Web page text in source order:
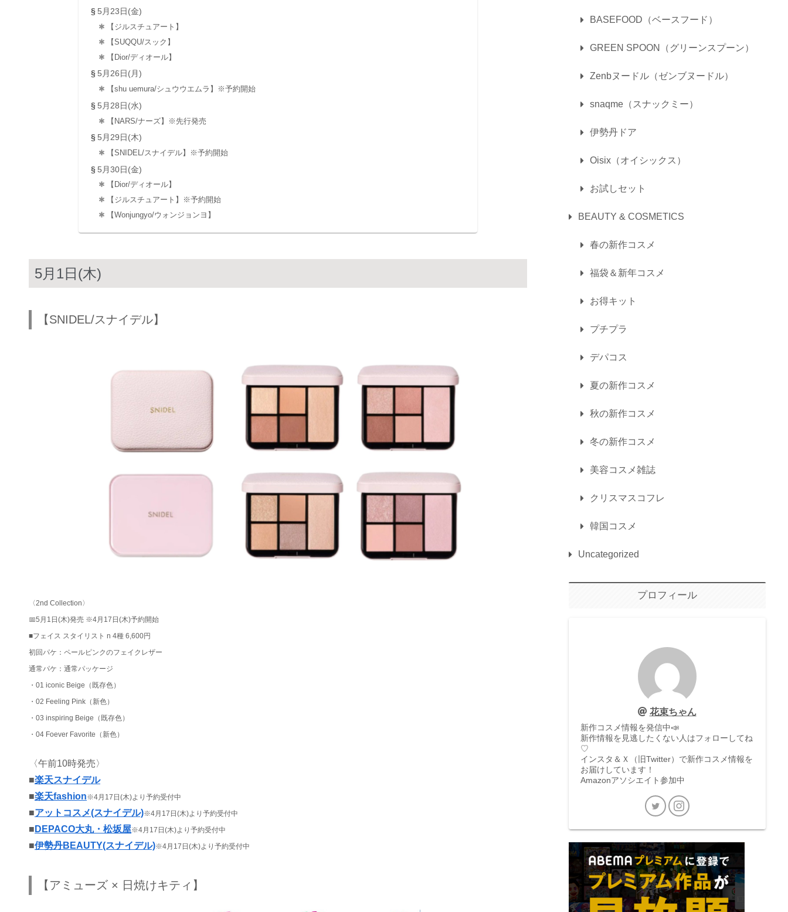
5月23日(金)
【ジルスチュアート】
【SUQQU/スック】
【Dior/ディオール】
5月26日(月)
【shu uemura/シュウウエムラ】※予約開始
5月28日(水)
【NARS/ナーズ】※先行発売
5月29日(木)
【SNIDEL/スナイデル】※予約開始
5月30日(金)
【Dior/ディオール】
【ジルスチュアート】※予約開始
【Wonjungyo/ウォンジョンヨ】
5月1日(木)
【SNIDEL/スナイデル】
〈2nd Collection〉
📅5月1日(木)発売 ※4月17日(木)予約開始
■フェイス スタイリスト n 4種 6,600円
初回パケ：ペールピンクのフェイクレザー
通常パケ：通常パッケージ
・01 iconic Beige（既存色）
・02 Feeling Pink（新色）
・03 inspiring Beige（既存色）
・04 Foever Favorite（新色）
〈午前10時発売〉
■楽天スナイデル
■楽天fashion※4月17日(木)より予約受付中
■アットコスメ(スナイデル)※4月17日(木)より予約受付中
■ DEPACO大丸・松坂屋※4月17日(木)より予約受付中
■伊勢丹BEAUTY(スナイデル)※4月17日(木)より予約受付中
【アミューズ × 日焼けキティ】
BASEFOOD（ベースフード）
GREEN SPOON（グリーンスプーン）
Zenbヌードル（ゼンブヌードル）
snaqme（スナックミー）
伊勢丹ドア
Oisix（オイシックス）
お試しセット
BEAUTY & COSMETICS
春の新作コスメ
福袋＆新年コスメ
お得キット
プチプラ
デパコス
夏の新作コスメ
秋の新作コスメ
冬の新作コスメ
美容コスメ雑誌
クリスマスコフレ
韓国コスメ
Uncategorized
プロフィール
花束ちゃん
新作コスメ情報を発信中📣
新作情報を見逃したくない人はフォローしてね
♡
インスタ＆Ｘ（旧Twitter）で新作コスメ情報を
お届けしています！
Amazonアソシエイト参加中